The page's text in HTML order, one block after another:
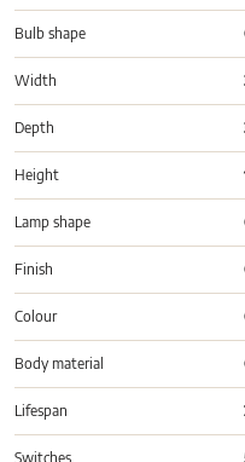
Bulb shape
Width
Depth
Height
Lamp shape
Finish
Colour
Body material
Lifespan
Switches